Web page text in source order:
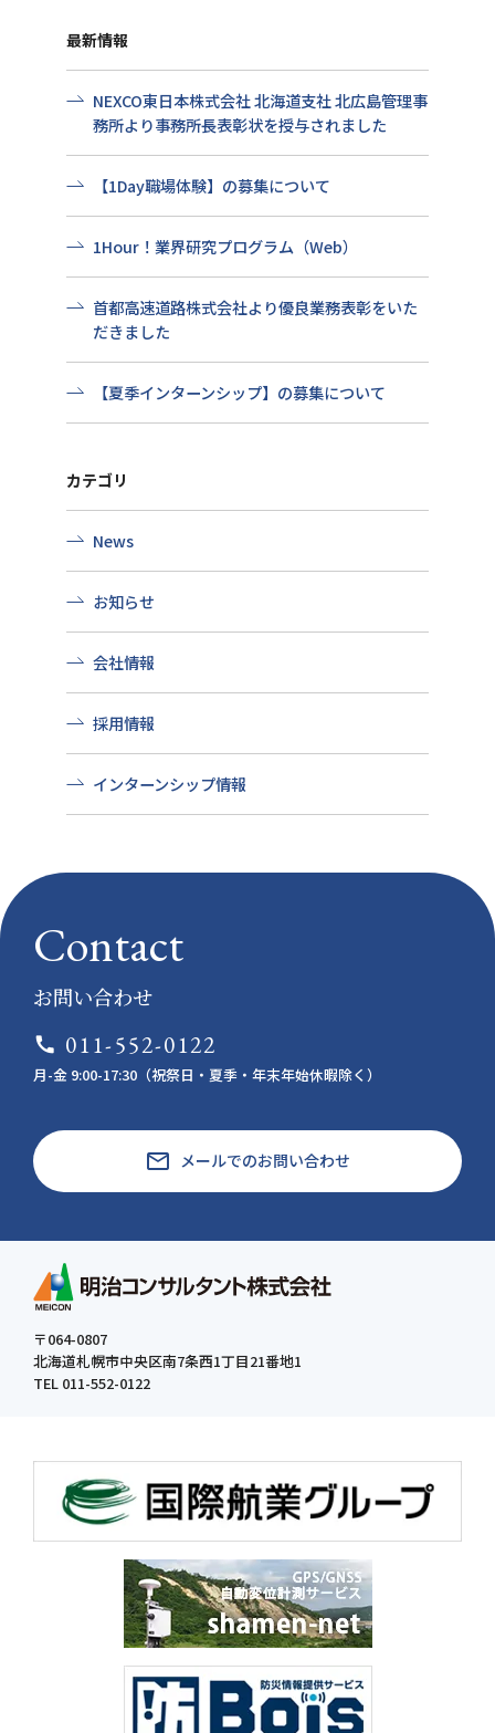
最新情報
NEXCO東日本株式会社 北海道支社 北広島管理事
務所より事務所長表彰状を授与されました
【1Day職場体験】の募集について
1Hour！業界研究プログラム（Web）
首都高速道路株式会社より優良業務表彰をいた
だきました
【夏季インターンシップ】の募集について
カテゴリ
News
お知らせ
会社情報
採用情報
インターンシップ情報
Contact
お問い合わせ
call 011-552-0122
月-金 9:00-17:30（祝祭日・夏季・年末年始休暇除く）
email メールでのお問い合わせ
〒064-0807
北海道札幌市中央区南7条西1丁目21番地1
TEL 011-552-0122